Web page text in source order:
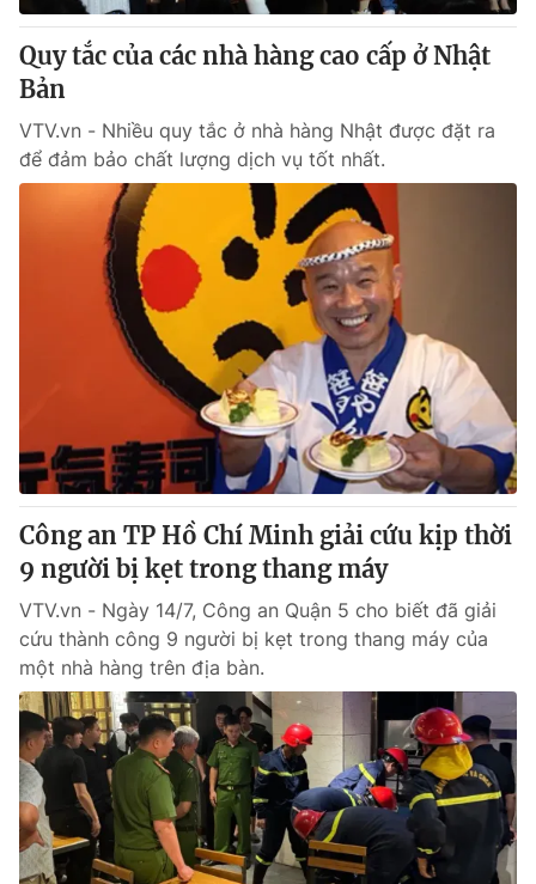
Quy tắc của các nhà hàng cao cấp ở Nhật
Bản
VTV.vn - Nhiều quy tắc ở nhà hàng Nhật được đặt ra
để đảm bảo chất lượng dịch vụ tốt nhất.
Công an TP Hồ Chí Minh giải cứu kịp thời
9 người bị kẹt trong thang máy
VTV.vn - Ngày 14/7, Công an Quận 5 cho biết đã giải
cứu thành công 9 người bị kẹt trong thang máy của
một nhà hàng trên địa bàn.